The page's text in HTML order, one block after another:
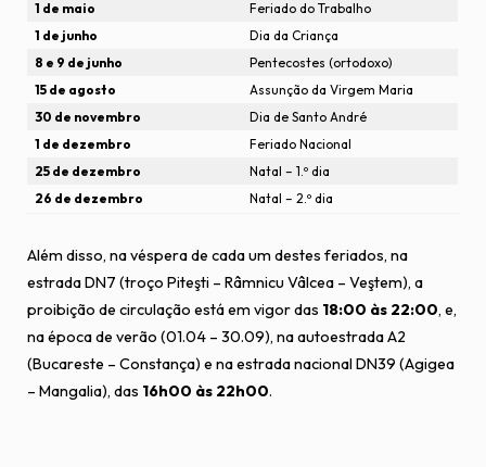
1 de maio
Feriado do Trabalho
1 de junho
Dia da Criança
8 e 9 de junho
Pentecostes (ortodoxo)
15 de agosto
Assunção da Virgem Maria
30 de novembro
Dia de Santo André
1 de dezembro
Feriado Nacional
25 de dezembro
Natal – 1.º dia
26 de dezembro
Natal – 2.º dia
Além disso, na véspera de cada um destes feriados, na
estrada DN7 (troço Piteşti – Râmnicu Vâlcea – Veştem), a
proibição de circulação está em vigor das 18:00 às 22:00, e,
na época de verão (01.04 – 30.09), na autoestrada A2
(Bucareste – Constança) e na estrada nacional DN39 (Agigea
– Mangalia), das 16h00 às 22h00.